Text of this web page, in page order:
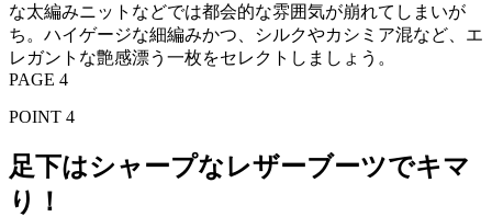
な太編みニットなどでは都会的な雰囲気が崩れてしまいが
ち。ハイゲージな細編みかつ、シルクやカシミア混など、エ
レガントな艶感漂う一枚をセレクトしましょう。
PAGE 4
POINT 4
足下はシャープなレザーブーツでキマ
り！